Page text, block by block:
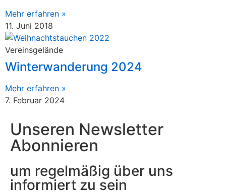
Mehr erfahren »
11. Juni 2018
Vereinsgelände
Winterwanderung 2024
Mehr erfahren »
7. Februar 2024
Unseren Newsletter
Abonnieren
um regelmäßig über uns
informiert zu sein